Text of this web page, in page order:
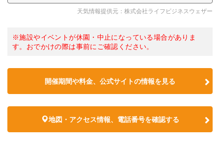
天気情報提供元：株式会社ライフビジネスウェザー
※施設やイベントが休園・中止になっている場合がありま
す。おでかけの際は事前にご確認ください。
開催期間や料金、公式サイトの情報を見る
地図・アクセス情報、電話番号を確認する